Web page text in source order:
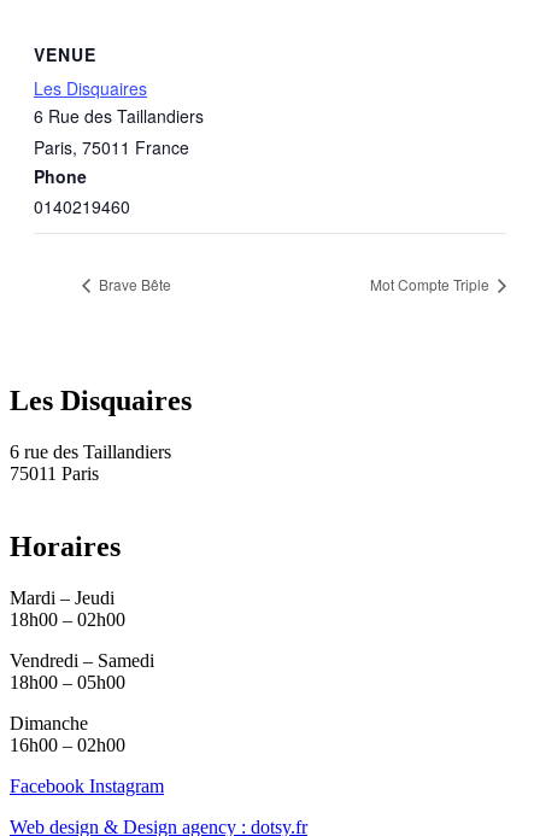
VENUE
Les Disquaires
6 Rue des Taillandiers
Paris, 75011 France
Phone
0140219460
Brave Bête Mot Compte Triple
Les Disquaires
6 rue des Taillandiers
75011 Paris
Horaires
Mardi – Jeudi
18h00 – 02h00
Vendredi – Samedi
18h00 – 05h00
Dimanche
16h00 – 02h00
Facebook Instagram
Web design & Design agency : dotsy.fr